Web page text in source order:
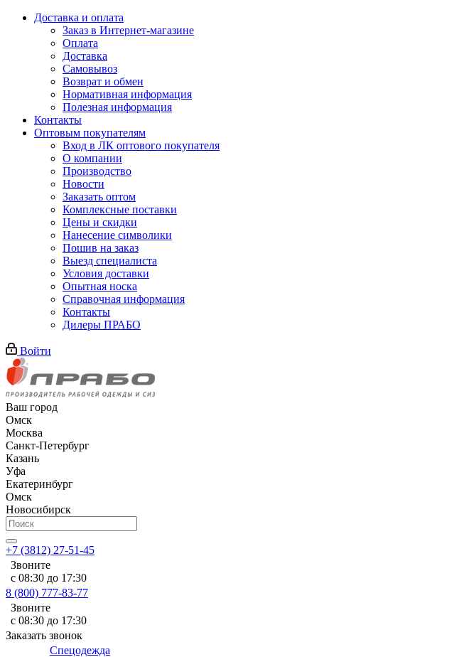
Доставка и оплата
Заказ в Интернет-магазине
Оплата
Доставка
Самовывоз
Возврат и обмен
Нормативная информация
Полезная информация
Контакты
Оптовым покупателям
Вход в ЛК оптового покупателя
О компании
Производство
Новости
Заказать оптом
Комплексные поставки
Цены и скидки
Нанесение символики
Пошив на заказ
Выезд специалиста
Условия доставки
Опытная носка
Справочная информация
Контакты
Дилеры ПРАБО
Войти
Ваш город
Омск
Москва
Санкт-Петербург
Казань
Уфа
Екатеринбург
Омск
Новосибирск
+7 (3812) 27-51-45
Звоните
с 08:30 до 17:30
8 (800) 777-83-77
Звоните
с 08:30 до 17:30
Заказать звонок
Спецодежда